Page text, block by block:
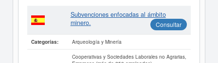
Subvenciones enfocadas al ámbito
minero.
Consultar
Categorías: Arqueología y Minería
Cooperativas y Sociedades Laborales no Agrarias,